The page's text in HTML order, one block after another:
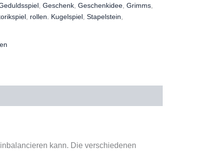
Geschenk Geschenkidee Grimms
rollen. Kugelspiel Stapelstein
kann. Die verschiedenen